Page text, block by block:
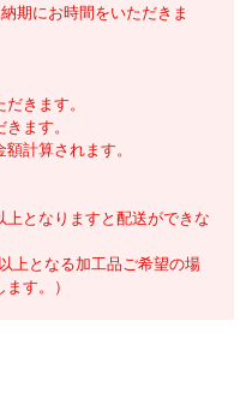
期にお時間をいただきま
きます。
ます。
計算されます。
となりますと配送ができな
上となる加工品ご希望の場
す。）